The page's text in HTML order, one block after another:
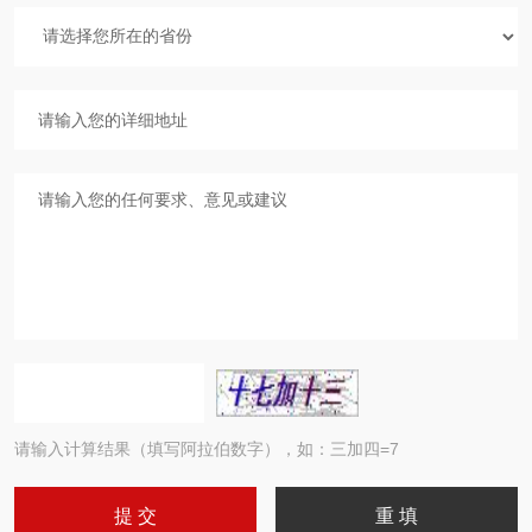
请输入计算结果（填写阿拉伯数字），如：三加四=7